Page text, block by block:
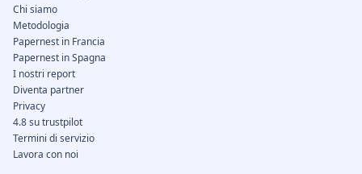
Chi siamo
Metodologia
Papernest in Francia
Papernest in Spagna
I nostri report
Diventa partner
Privacy
4.8 su trustpilot
Termini di servizio
Lavora con noi